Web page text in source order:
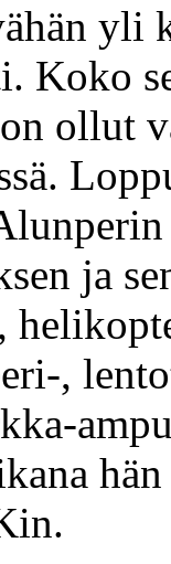
yli
Koko
ollut
ja
,